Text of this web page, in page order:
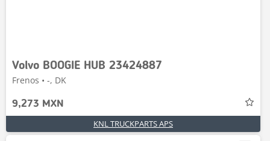
Volvo BOOGIE HUB 23424887
Frenos • -, DK
9,273 MXN
KNL TRUCKPARTS APS